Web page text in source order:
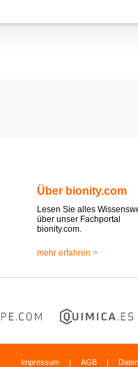
Über bionity.com
Lesen Sie alles
über unser Fachportal
bionity.com.
mehr erfahren >
Impressum | AGB |